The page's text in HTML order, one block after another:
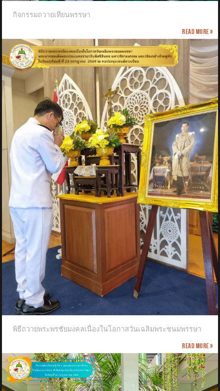
กิจกรรมถวายเทียนพรรษา
Read more »
พิธีถวายพระพรชัยมงคลเนื่องในโอกาสวันเฉลิมพระชนมพรรษา
Read more »